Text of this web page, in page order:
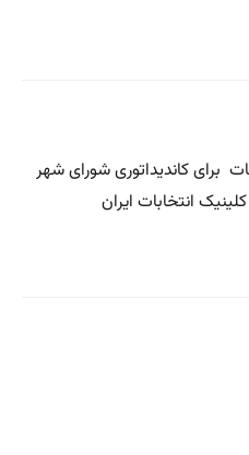
برای کاندیداتوری شورای شهر